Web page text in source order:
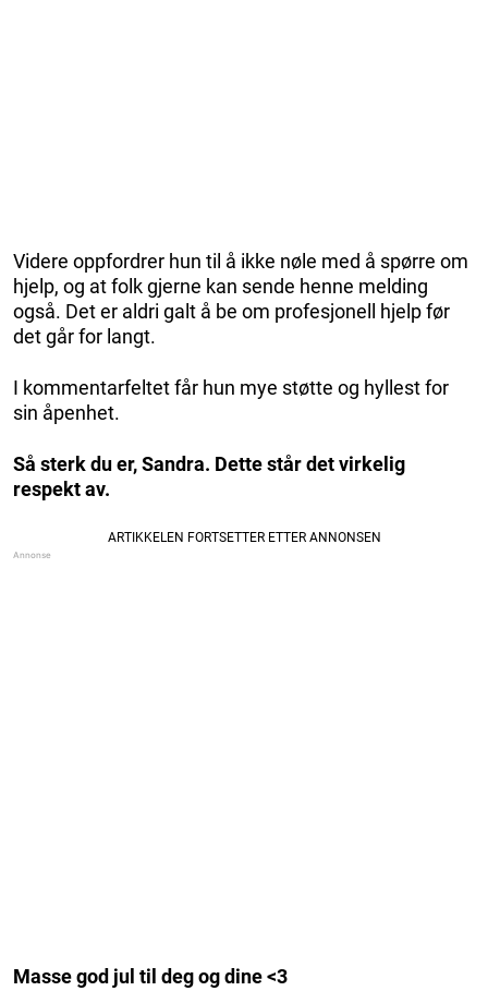
Videre oppfordrer hun til å ikke nøle med å spørre om
hjelp, og at folk gjerne kan sende henne melding
også. Det er aldri galt å be om profesjonell hjelp før
det går for langt.
I kommentarfeltet får hun mye støtte og hyllest for
sin åpenhet.
Så sterk du er, Sandra. Dette står det virkelig
respekt av.
Masse god jul til deg og dine <3